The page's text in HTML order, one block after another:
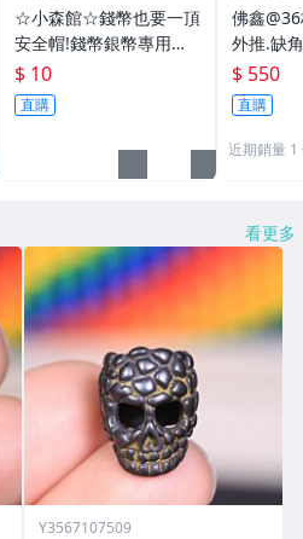
☆小森館☆錢幣也要一頂
安全帽!錢幣銀幣專用透
明壓克力盒收納保護盒.1
枚10元~11
$ 10
直購
佛鑫
外推.缺
雙碩士
加持/附
$ 550
直購
近期銷量 1
看更多
Y3567107509